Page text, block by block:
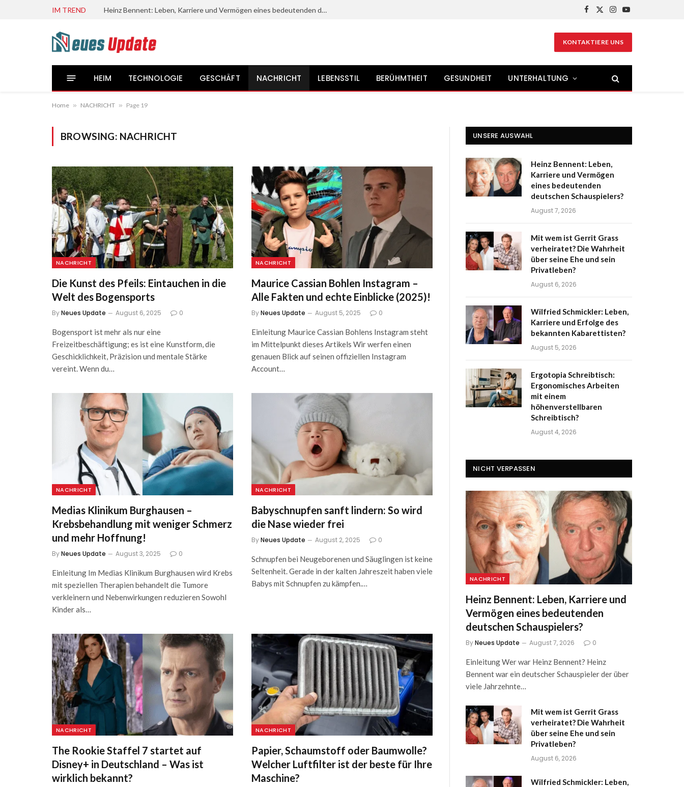
IM TREND Heinz Bennent: Leben, Karriere und Vermögen eines bedeutenden deutschen Schauspielers?
Facebook
X
Instagram
YouTube
KONTAKTIERE UNS
HEIM TECHNOLOGIE GESCHÄFT NACHRICHT LEBENSSTIL BERÜHMTHEIT GESUNDHEIT UNTERHALTUNG
Home » NACHRICHT » Page 19
BROWSING: NACHRICHT
NACHRICHT
Die Kunst des Pfeils: Eintauchen in die
Welt des Bogensports
ByNeues Update August 6, 2025 0
Bogensport ist mehr als nur eine
Freizeitbeschäftigung; es ist eine Kunstform, die
Geschicklichkeit, Präzision und mentale Stärke
vereint. Wenn du…
NACHRICHT
Maurice Cassian Bohlen Instagram –
Alle Fakten und echte Einblicke (2025)!
ByNeues Update August 5, 2025 0
Einleitung Maurice Cassian Bohlens Instagram steht
im Mittelpunkt dieses Artikels Wir werfen einen
genauen Blick auf seinen offiziellen Instagram
Account…
NACHRICHT
Medias Klinikum Burghausen –
Krebsbehandlung mit weniger Schmerz
und mehr Hoffnung!
ByNeues Update August 3, 2025 0
Einleitung Im Medias Klinikum Burghausen wird Krebs
mit speziellen Therapien behandelt die Tumore
verkleinern und Nebenwirkungen reduzieren Sowohl
Kinder als…
NACHRICHT
Babyschnupfen sanft lindern: So wird
die Nase wieder frei
ByNeues Update August 2, 2025 0
Schnupfen bei Neugeborenen und Säuglingen ist keine
Seltenheit. Gerade in der kalten Jahreszeit haben viele
Babys mit Schnupfen zu kämpfen.…
NACHRICHT
The Rookie Staffel 7 startet auf
Disney+ in Deutschland – Was ist
wirklich bekannt?
NACHRICHT
Papier, Schaumstoff oder Baumwolle?
Welcher Luftfilter ist der beste für Ihre
Maschine?
UNSERE AUSWAHL
Heinz Bennent: Leben,
Karriere und Vermögen
eines bedeutenden
deutschen Schauspielers?
August 7, 2026
Mit wem ist Gerrit Grass
verheiratet? Die Wahrheit
über seine Ehe und sein
Privatleben?
August 6, 2026
Wilfried Schmickler: Leben,
Karriere und Erfolge des
bekannten Kabarettisten?
August 5, 2026
Ergotopia Schreibtisch:
Ergonomisches Arbeiten
mit einem
höhenverstellbaren
Schreibtisch?
August 4, 2026
NICHT VERPASSEN
NACHRICHT
Heinz Bennent: Leben, Karriere und
Vermögen eines bedeutenden
deutschen Schauspielers?
ByNeues Update August 7, 2026 0
Einleitung Wer war Heinz Bennent? Heinz
Bennent war ein deutscher Schauspieler der über
viele Jahrzehnte…
Mit wem ist Gerrit Grass
verheiratet? Die Wahrheit
über seine Ehe und sein
Privatleben?
August 6, 2026
Wilfried Schmickler: Leben,